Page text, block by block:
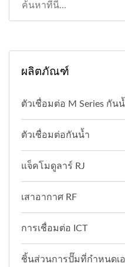
ผลิตภัณฑ์
ตัวเชื่อมต่อ M Series กัน
ตัวเชื่อมต่อกันน้ำ
แจ็คโมดูลาร์ RJ
เสาอากาศ RF
การเชื่อมต่อ ICT
ชิ้นส่วนการปั๊มที่กำหนดเ